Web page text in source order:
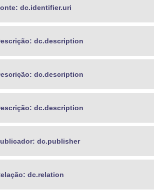
dc.identifier.uri
dc.description
dc.description
dc.description
dc.publisher
dc.relation